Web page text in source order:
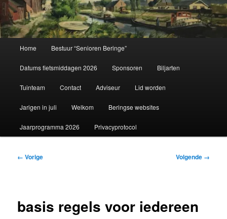
Home Bestuur “Senioren Beringe”
Datums fietsmiddagen 2026 Sponsoren Biljarten
Tuinteam Contact Adviseur Lid worden
Jarigen in juli Welkom Beringse websites
Jaarprogramma 2026 Privacyprotocol
Afbeeldingsnavigatie
← Vorige Volgende →
basis regels voor iedereen